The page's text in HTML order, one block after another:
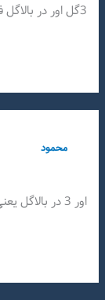
3گل اور در بالاگل فوتبال یعنی چیست
محمود
اور 3 در بالاگل یعنی چه